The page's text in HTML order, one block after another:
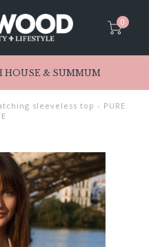
0
HOUSE & SUMMUM
sleeveless top - PURE